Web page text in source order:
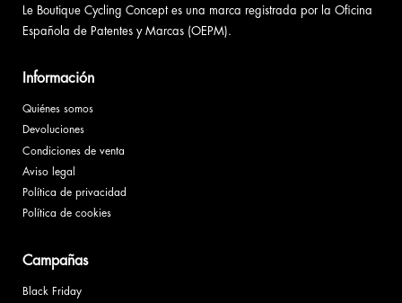
Le Boutique Cycling Concept es una marca registrada por la Oficina
Española de Patentes y Marcas (OEPM).
Información
Quiénes somos
Devoluciones
Condiciones de venta
Aviso legal
Política de privacidad
Política de cookies
Campañas
Black Friday